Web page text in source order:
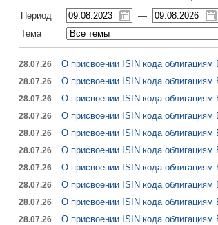
Период
—
Тема
28.07.26 О присвоении ISIN кода
28.07.26 О присвоении ISIN кода
28.07.26 О присвоении ISIN кода
28.07.26 О присвоении ISIN кода
28.07.26 О присвоении ISIN кода
28.07.26 О присвоении ISIN кода
28.07.26 О присвоении ISIN кода
28.07.26 О присвоении ISIN кода
28.07.26 О присвоении ISIN кода
28.07.26 О присвоении ISIN кода